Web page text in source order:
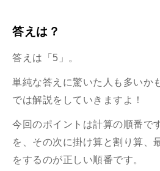
答えは？
答えは「5」。
単純な答えに驚いた人も多いか
では解説をしていきますよ！
今回のポイントは計算の順番で
を、その次に掛け算と割り算、
をするのが正しい順番です。